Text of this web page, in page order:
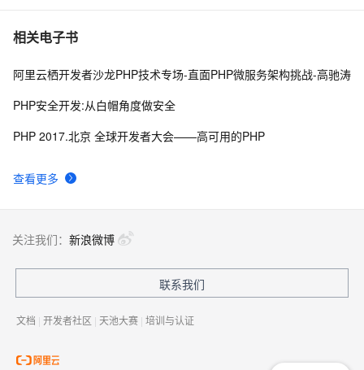
相关电子书
查看更多
阿里云栖开发者沙龙PHP技术专场-直面PHP微服务架构挑战-高驰涛
PHP安全开发:从白帽角度做安全
PHP 2017.北京 全球开发者大会——高可用的PHP
关注我们： 新浪微博
联系我们
文档 | 开发者社区 | 天池大赛 | 培训与认证